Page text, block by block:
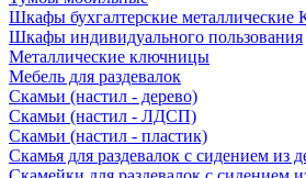
Шкафы бухгалтерские металлические
Шкафы индивидуального пользования
Металлические ключницы
Мебель для раздевалок
Скамьи (настил - дерево)
Скамьи (настил - ЛДСП)
Скамьи (настил - пластик)
Скамья для раздевалок с сидением из